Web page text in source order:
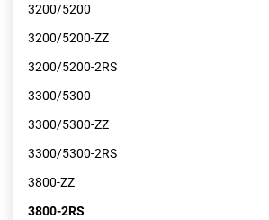
3200/5200
3200/5200-ZZ
3200/5200-2RS
3300/5300
3300/5300-ZZ
3300/5300-2RS
3800-ZZ
3800-2RS